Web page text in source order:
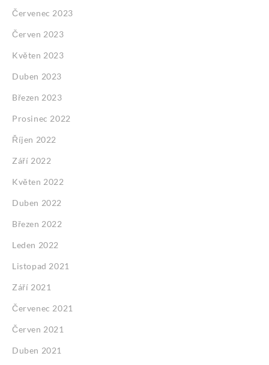
Červenec 2023
Červen 2023
Květen 2023
Duben 2023
Březen 2023
Prosinec 2022
Říjen 2022
Září 2022
Květen 2022
Duben 2022
Březen 2022
Leden 2022
Listopad 2021
Září 2021
Červenec 2021
Červen 2021
Duben 2021